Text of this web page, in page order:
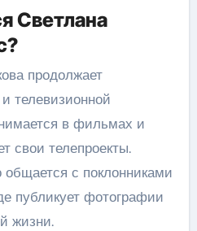
Светлана
продолжает
телевизионной
в фильмах и
свои телепроекты.
общается с поклонниками
публикует фотографии
жизни.